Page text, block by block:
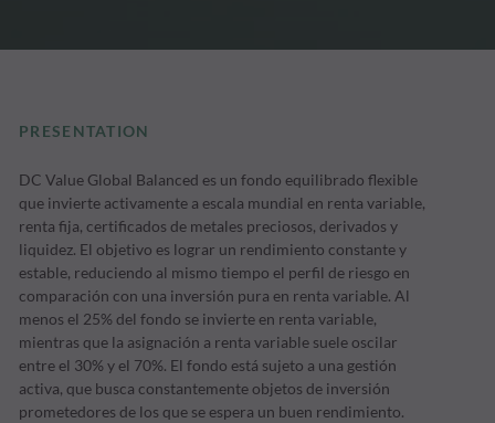
PRESENTATION
DC Value Global Balanced es un fondo equilibrado flexible
que invierte activamente a escala mundial en renta variable,
renta fija, certificados de metales preciosos, derivados y
liquidez. El objetivo es lograr un rendimiento constante y
estable, reduciendo al mismo tiempo el perfil de riesgo en
comparación con una inversión pura en renta variable. Al
menos el 25% del fondo se invierte en renta variable,
mientras que la asignación a renta variable suele oscilar
entre el 30% y el 70%. El fondo está sujeto a una gestión
activa, que busca constantemente objetos de inversión
prometedores de los que se espera un buen rendimiento.